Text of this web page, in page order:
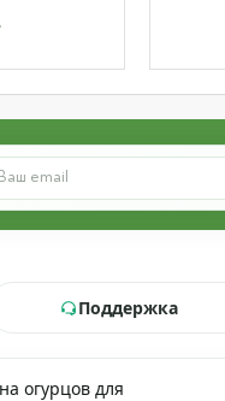
Поддержка
огурцов для